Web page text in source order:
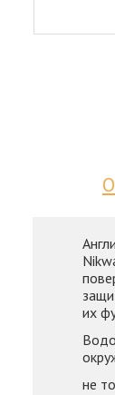
их
не